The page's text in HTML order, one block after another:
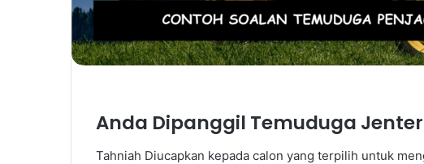
Anda Dipanggil Temuduga
Tahniah Diucapkan kepada calon yang terpilih untuk